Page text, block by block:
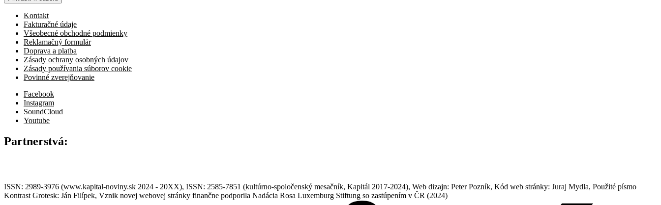
Kontakt
Fakturačné údaje
Všeobecné obchodné podmienky
Reklamačný formulár
Doprava a platba
Zásady ochrany osobných údajov
Zásady používania súborov cookie
Povinné zverejňovanie
Facebook
Instagram
SoundCloud
Youtube
Partnerstvá:
ISSN: 2989-3976 (www.kapital-noviny.sk 2024 - 20XX), ISSN: 2585-7851 (kultúrno-spoločenský mesačník, Kapitál 2017-2024), Web dizajn: Peter Pozník, Kód web stránky: Juraj Mydla, Použité písmo
Kontrast Grotesk: Ján Filípek, Vznik novej webovej stránky finančne podporila Nadácia Rosa Luxemburg Stiftung so zastúpením v ČR (2024)